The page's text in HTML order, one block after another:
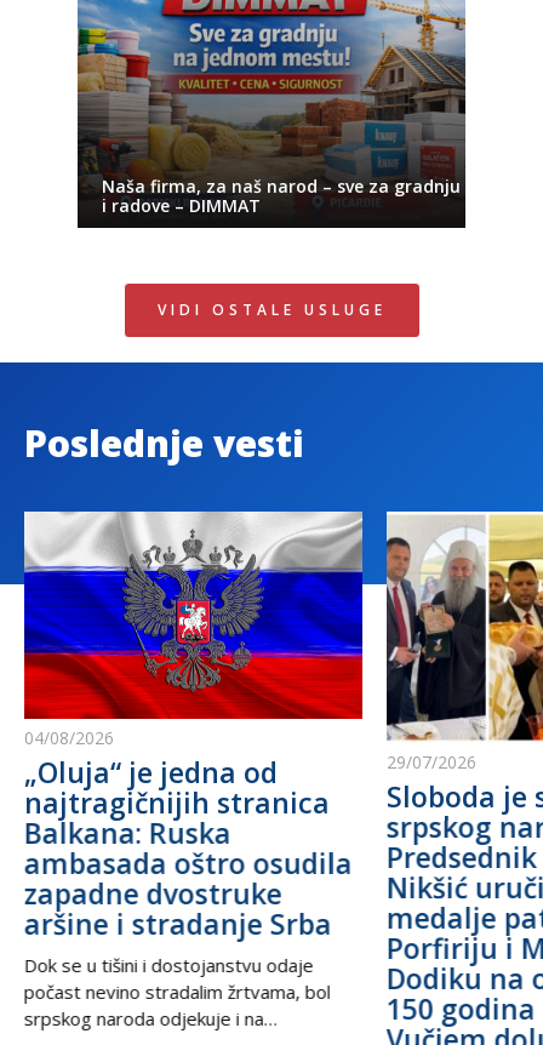
Naša firma, za naš narod – sve za gradnju
i radove – DIMMAT
VIDI OSTALE USLUGE
Poslednje vesti
04/08/2026
„Oluja“ je jedna od
najtragičnijih stranica
Balkana: Ruska
ambasada oštro osudila
zapadne dvostruke
aršine i stradanje Srba
Dok se u tišini i dostojanstvu odaje
počast nevino stradalim žrtvama, bol
srpskog naroda odjekuje i na
29/07/2026
Sloboda je
srpskog
Nikšić
medalje
Porfiriju i
Dodiku na
150